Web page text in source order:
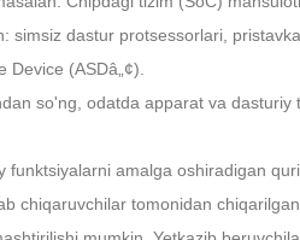
simsiz dastur protsessorlari,
Device (ASDâ„¢).
so'ng, odatda apparat va
amalga oshiradigan
chiqaruvchilar tomonidan